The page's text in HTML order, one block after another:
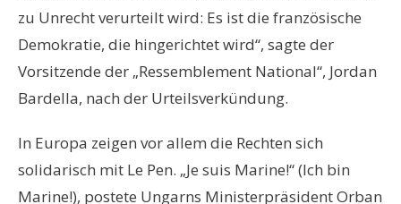
zu Unrecht verurteilt wird: Es ist die französische
Demokratie, die hingerichtet wird“, sagte der
Vorsitzende der „Ressemblement National“, Jordan
Bardella, nach der Urteilsverkündung.
In Europa zeigen vor allem die Rechten sich
solidarisch mit Le Pen. „Je suis Marine!“ (Ich bin
Marine!), postete Ungarns Ministerpräsident Orban